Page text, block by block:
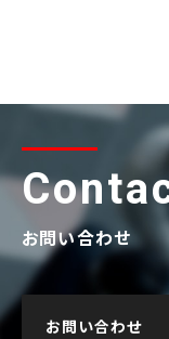
お問い合わせ
お問い合わせ